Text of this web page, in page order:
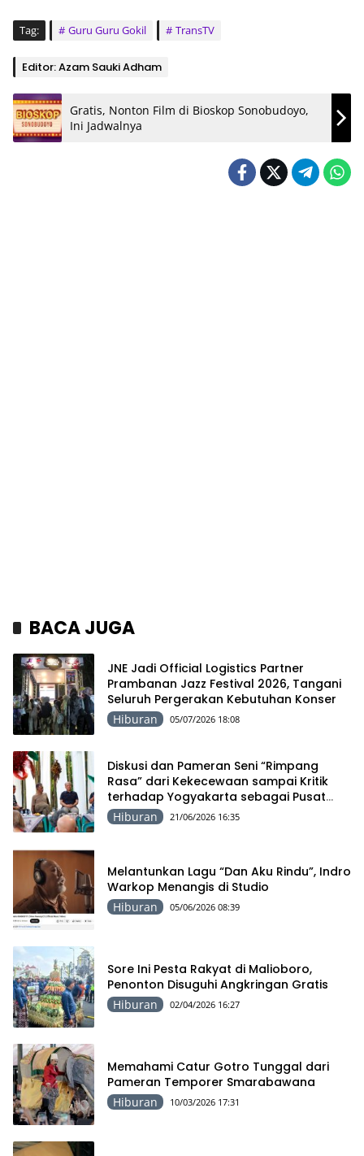
Tag: Guru Guru Gokil TransTV
Editor: Azam Sauki Adham
Gratis, Nonton Film di Bioskop Sonobudoyo,
Ini Jadwalnya
BACA JUGA
JNE Jadi Official Logistics Partner
Prambanan Jazz Festival 2026, Tangani
Seluruh Pergerakan Kebutuhan Konser
Hiburan 05/07/2026 18:08
Diskusi dan Pameran Seni “Rimpang
Rasa” dari Kekecewaan sampai Kritik
terhadap Yogyakarta sebagai Pusat
Pergerakan Seni Rupa Indonesia
Hiburan 21/06/2026 16:35
Melantunkan Lagu “Dan Aku Rindu”, Indro
Warkop Menangis di Studio
Hiburan 05/06/2026 08:39
Sore Ini Pesta Rakyat di Malioboro,
Penonton Disuguhi Angkringan Gratis
Hiburan 02/04/2026 16:27
Memahami Catur Gotro Tunggal dari
Pameran Temporer Smarabawana
Hiburan 10/03/2026 17:31